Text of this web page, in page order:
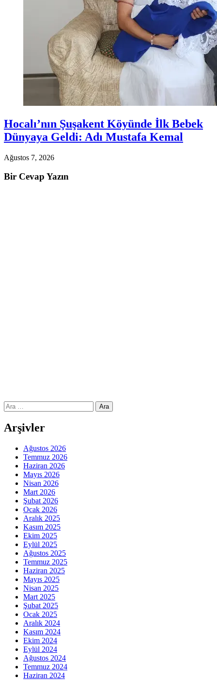
Hocalı’nın Şuşakent Köyünde İlk Bebek
Dünyaya Geldi: Adı Mustafa Kemal
Ağustos 7, 2026
Bir Cevap Yazın
Arama:
Arşivler
Ağustos 2026
Temmuz 2026
Haziran 2026
Mayıs 2026
Nisan 2026
Mart 2026
Şubat 2026
Ocak 2026
Aralık 2025
Kasım 2025
Ekim 2025
Eylül 2025
Ağustos 2025
Temmuz 2025
Haziran 2025
Mayıs 2025
Nisan 2025
Mart 2025
Şubat 2025
Ocak 2025
Aralık 2024
Kasım 2024
Ekim 2024
Eylül 2024
Ağustos 2024
Temmuz 2024
Haziran 2024